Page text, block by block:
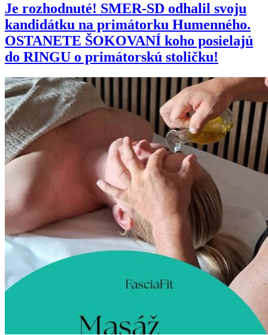
Je rozhodnuté! SMER-SD odhalil svoju
kandidátku na primátorku Humenného.
OSTANETE ŠOKOVANÍ koho posielajú
do RINGU o primátorskú stoličku!